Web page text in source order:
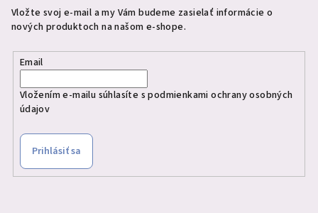
Vložte svoj e-mail a my Vám budeme zasielať informácie o
nových produktoch na našom e-shope.
Email
Vložením e-mailu súhlasíte spodmienkami ochrany osobných
údajov
Prihlásiť sa